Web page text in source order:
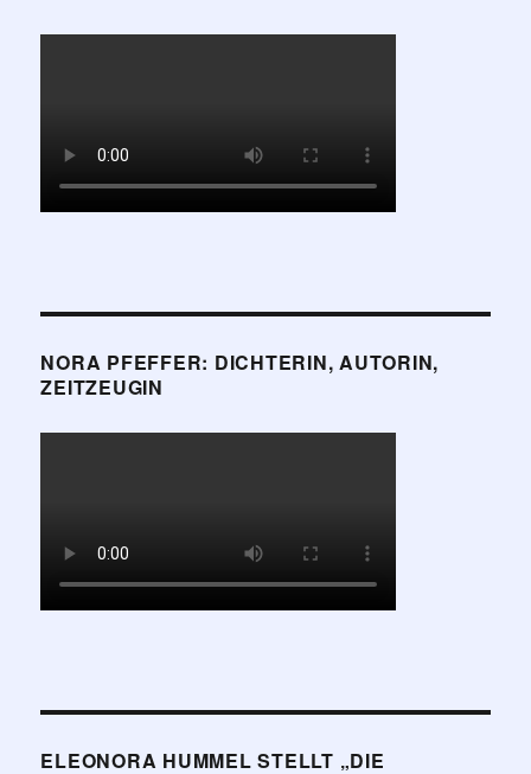
NORA PFEFFER: DICHTERIN, AUTORIN,
ZEITZEUGIN
ELEONORA HUMMEL STELLT „DIE